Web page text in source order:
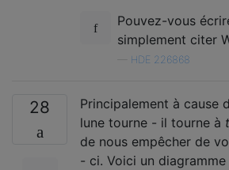
Pouvez-vous
simplement citer
HDE 226868
28
Principalement à cause
lune tourne - il tourne à
de nous empêcher de
- ci. Voici un